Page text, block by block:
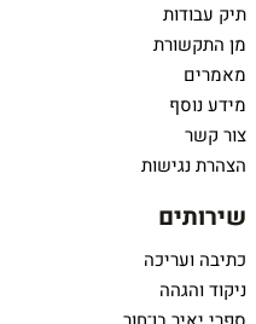
תיק עבודות
מן התקשורת
מאמרים
מידע נוסף
צור קשר
הצהרת נגישות
שירותים
כתיבה ועריכה
ניקוד והגהה